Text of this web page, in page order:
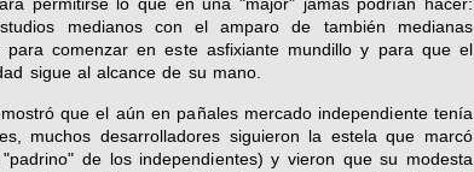
permitirse lo que en una "major" jamás podrían hacer:
medianos con el amparo de también medianas
comenzar en este asfixiante mundillo y para que el
sigue al alcance de su mano.
que el aún en pañales mercado independiente tenía
muchos desarrolladores siguieron la estela que marcó
de los independientes) y vieron que su modesta